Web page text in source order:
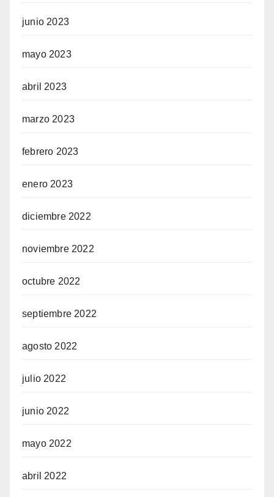
junio 2023
mayo 2023
abril 2023
marzo 2023
febrero 2023
enero 2023
diciembre 2022
noviembre 2022
octubre 2022
septiembre 2022
agosto 2022
julio 2022
junio 2022
mayo 2022
abril 2022